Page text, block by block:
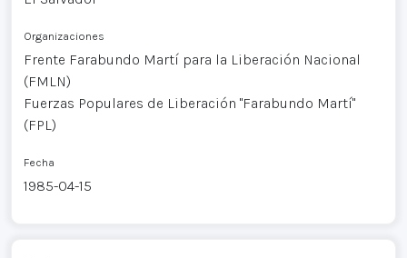
Organizaciones
Frente Farabundo Martí para la Liberación Nacional
(FMLN)
Fuerzas Populares de Liberación "Farabundo Martí"
(FPL)
Fecha
1985-04-15